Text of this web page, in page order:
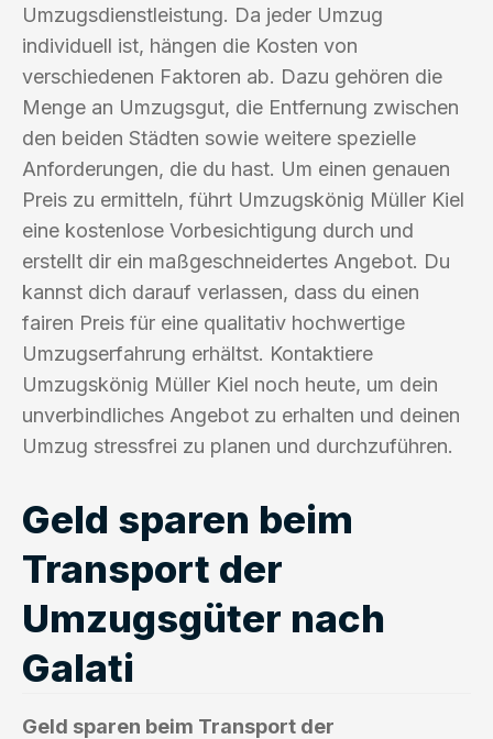
Umzugsdienstleistung. Da jeder Umzug
individuell ist, hängen die Kosten von
verschiedenen Faktoren ab. Dazu gehören die
Menge an Umzugsgut, die Entfernung zwischen
den beiden Städten sowie weitere spezielle
Anforderungen, die du hast. Um einen genauen
Preis zu ermitteln, führt Umzugskönig Müller Kiel
eine kostenlose Vorbesichtigung durch und
erstellt dir ein maßgeschneidertes Angebot. Du
kannst dich darauf verlassen, dass du einen
fairen Preis für eine qualitativ hochwertige
Umzugserfahrung erhältst. Kontaktiere
Umzugskönig Müller Kiel noch heute, um dein
unverbindliches Angebot zu erhalten und deinen
Umzug stressfrei zu planen und durchzuführen.
Geld sparen beim
Transport der
Umzugsgüter nach
Galati
Geld sparen beim Transport der